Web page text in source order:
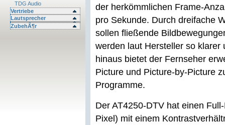
TDG Audio
Vertriebe
Lautsprecher
ZubehÃ¶r
der herkömmlichen Frame-
pro Sekunde. Durch dreifache
sollen fließende
werden laut Hersteller so
hinaus bietet der Fernseher
Picture und Picture-by-Picture
Programme.
Der AT4250-DTV hat einen
Pixel) mit einem